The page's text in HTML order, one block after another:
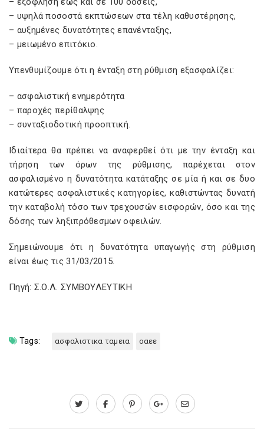
– υψηλά ποσοστά εκπτώσεων στα τέλη καθυστέρησης,
– αυξημένες δυνατότητες επανένταξης,
– μειωμένο επιτόκιο.
Υπενθυμίζουμε ότι η ένταξη στη ρύθμιση εξασφαλίζει:
– ασφαλιστική ενημερότητα
– παροχές περίθαλψης
– συνταξιοδοτική προοπτική.
Ιδιαίτερα θα πρέπει να αναφερθεί ότι με την ένταξη και
τήρηση των όρων της ρύθμισης, παρέχεται στον
ασφαλισμένο η δυνατότητα κατάταξης σε μία ή και σε δυο
κατώτερες ασφαλιστικές κατηγορίες, καθιστώντας δυνατή
την καταβολή τόσο των τρεχουσών εισφορών, όσο και της
δόσης των ληξιπρόθεσμων οφειλών.
Σημειώνουμε ότι η δυνατότητα υπαγωγής στη ρύθμιση
είναι έως τις 31/03/2015.
Πηγή: Σ.Ο.Λ. ΣΥΜΒΟΥΛΕΥΤΙΚΗ
Tags: ασφαλιστικα ταμεια οαεε